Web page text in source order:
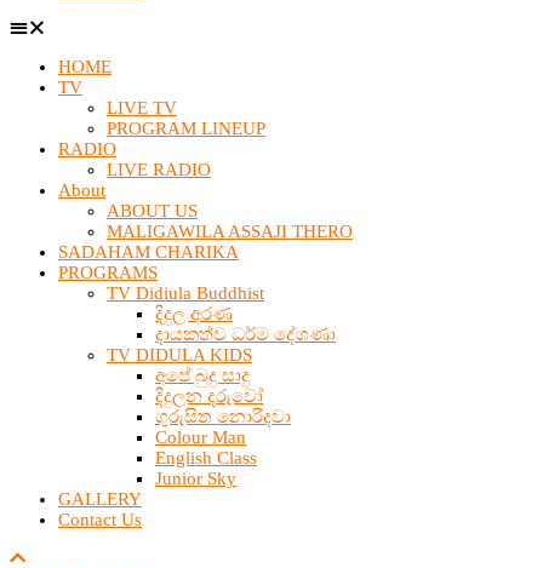
HOME
TV
LIVE TV
PROGRAM LINEUP
RADIO
LIVE RADIO
About
ABOUT US
MALIGAWILA ASSAJI THERO
SADAHAM CHARIKA
PROGRAMS
TV Didiula Buddhist
දිදුල අරණ
දායකත්ව ධර්ම දේශණා
TV DIDULA KIDS
අපේ බුදු සාදු
දිදුලන දරුවෝ
ගුරුසිත නොරිදවා
Colour Man
English Class
Junior Sky
GALLERY
Contact Us